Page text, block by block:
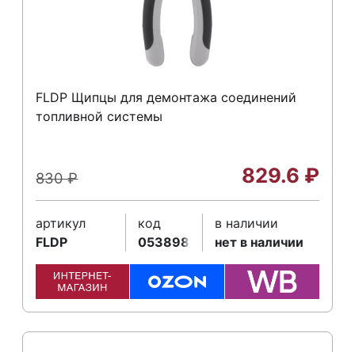
FLDP Щипцы для демонтажа соединений
топливной системы
830₽ 829.6 ₽
артикул
FLDP
код
053898
в наличии
нет в наличии